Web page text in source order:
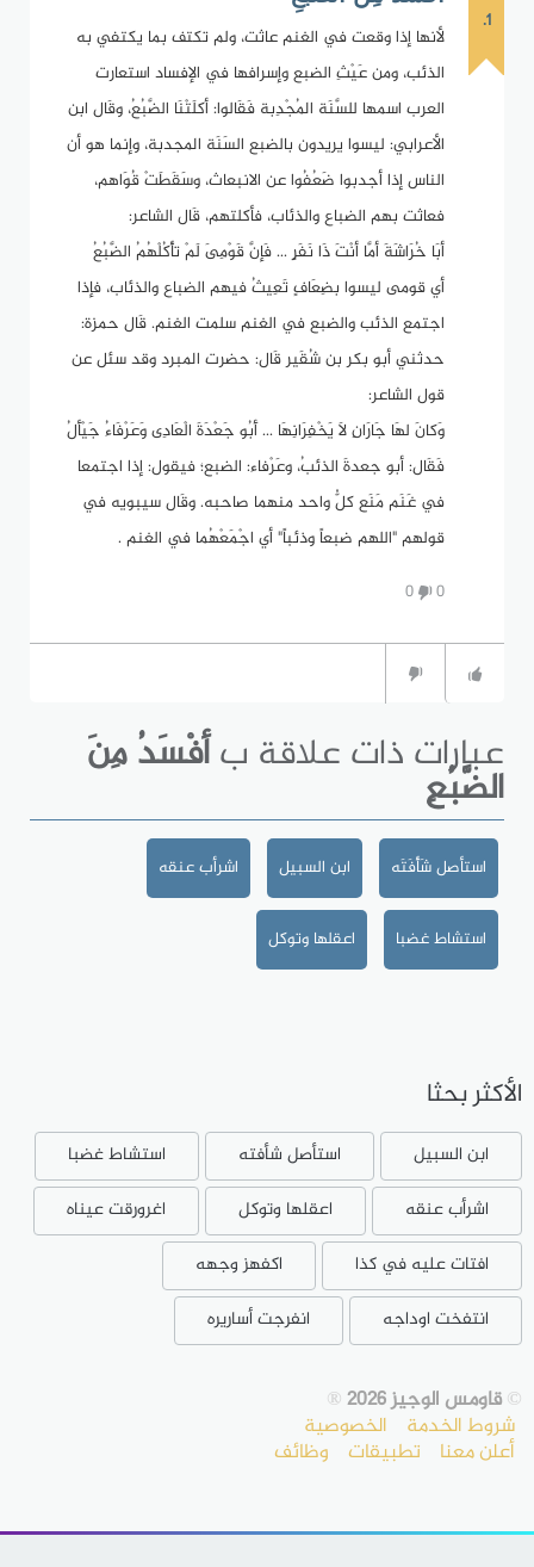
1.
لأنها إذا وقعت في الغنم عاثت، ولم تكتف بما يكتفي به
الذئب، ومن عَيْثِ الضبع وإسرافها في الإفساد استعارت
العرب اسمها للسَّنَة المُجْدِبة فَقَالوا: أكلَتْنَا الضَّبُعُ، وقَال ابن
الأعرابي: ليسوا يريدون بالضبع السَنَة المجدبة، وإنما هو أن
الناس إذا أجدبوا ضَعُفُوا عن الانبعاث، وسَقَطَتْ قُوَاهم،
فعاثت بهم الضباع والذئاب، فأكلتهم، قَال الشاعر:
أبَا خُرَاشَةَ أمَّا أنْتَ ذَا نَفَرٍ ... فَإنَّ قَوْمِىَ لَمْ تأْكُلْهُمُ الضَّبُعُ
أي قومى ليسوا بضِعَافٍ تَعِيثُ فيهم الضباع والذئاب، فإذا
اجتمع الذئب والضبع في الغنم سلمت الغنم. قَال حمزة:
حدثني أبو بكر بن شُقَير قَال: حضرت المبرد وقد سئل عن
قول الشاعر:
وَكانَ لهَا جَارَانِ لاَ يَخْفِرَانِهَا ... أَبُو جَعْدَةَ الْعَادِى وَعَرْفَاءُ جَيْأَلُ
فَقَال: أبو جعدةَ الذئبُ، وعَرْفاء: الضبع؛ فيقول: إذا اجتمعا
في غَنَم مَنَع كلُّ واحد منهما صاحبه. وقَال سيبويه في
قولهم "اللهم ضبعاً وذئباً" أي اجْمَعْهُما في الغنم .
0
0
عبارات ذات علاقة بأفْسَدُ مِنَ
الضَّبُعِ
استأصل شَأْفَتَه ابن السبيل اشرأب عنقه
استشاط غضبا اعقلها وتوكل
الأكثر بحثا
ابن السبيل استأصل شأفته
استشاط غضبا
اشرأب عنقه
اعقلها وتوكل
اغرورقت عيناه
افتات عليه في كذا
اكفهز وجهه
انتفخت اوداجه
انفرجت أساريره
©قاومس الوجيز 2026 ®
شروط الخدمة الخصوصية
أعلن معنا تطبيقات وظائف